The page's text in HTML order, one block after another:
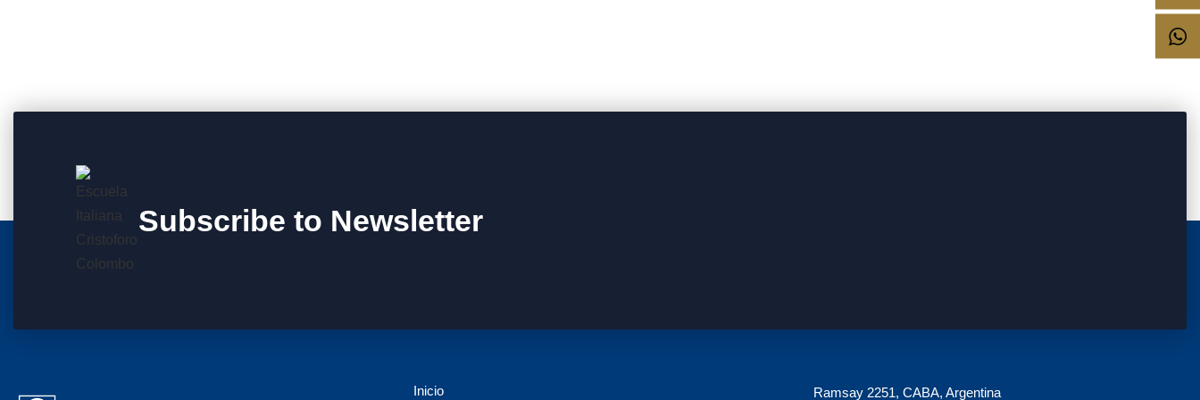
Subscribe to Newsletter
Inicio Ramsay 2251, CABA, Argentina